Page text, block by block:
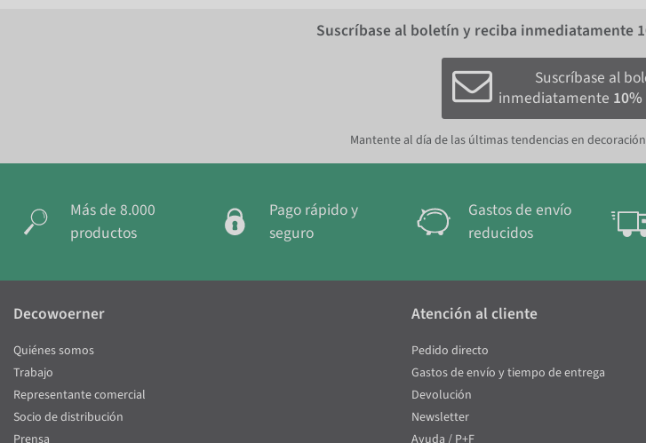
Suscríbase al boletín y reciba inmediatamente
Suscríbase al
inmediatamente 10%
Mantente al día de las últimas tendencias en
Más de 8.000
productos
Pago rápido y
seguro
Gastos de envío
reducidos
Decowoerner
Quiénes somos
Trabajo
Representante comercial
Socio de distribución
Prensa
Atención al cliente
Pedido directo
Gastos de envío y tiempo de entrega
Devolución
Newsletter
Ayuda / P+F